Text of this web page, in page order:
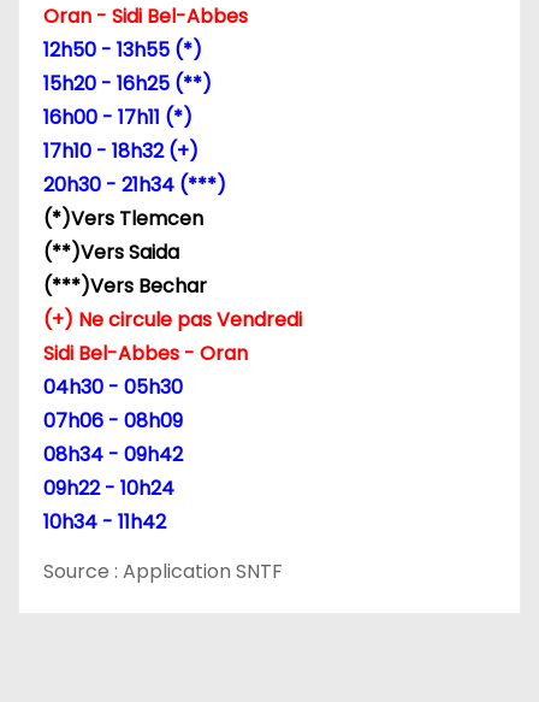
Oran - Sidi Bel-Abbes
12h50 - 13h55 (*)
15h20 - 16h25 (**)
16h00 - 17h11 (*)
17h10 - 18h32 (+)
20h30 - 21h34 (***)
(*)Vers Tlemcen
(**)Vers Saida
(***)Vers Bechar
(+) Ne circule pas Vendredi
Sidi Bel-Abbes - Oran
04h30 - 05h30
07h06 - 08h09
08h34 - 09h42
09h22 - 10h24
10h34 - 11h42
Source : Application SNTF